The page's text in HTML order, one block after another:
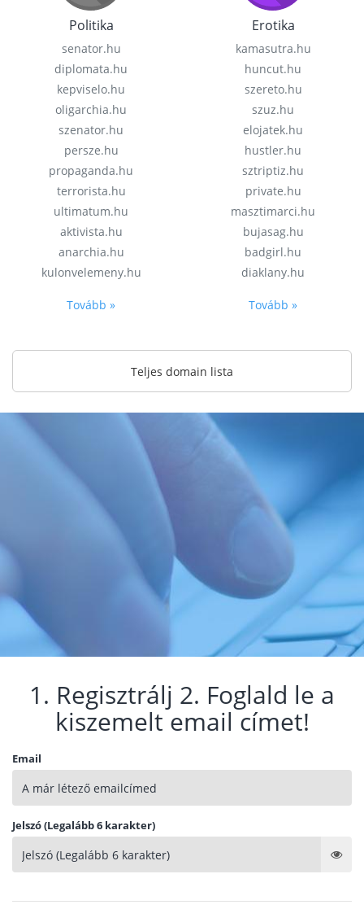
Politika
senator.hu
diplomata.hu
kepviselo.hu
oligarchia.hu
szenator.hu
persze.hu
propaganda.hu
terrorista.hu
ultimatum.hu
aktivista.hu
anarchia.hu
kulonvelemeny.hu
Tovább »
Erotika
kamasutra.hu
huncut.hu
szereto.hu
szuz.hu
elojatek.hu
hustler.hu
sztriptiz.hu
private.hu
masztimarci.hu
bujasag.hu
badgirl.hu
diaklany.hu
Tovább »
Teljes domain lista
1. Regisztrálj 2. Foglald le a
kiszemelt email címet!
Email
Jelszó (Legalább 6 karakter)